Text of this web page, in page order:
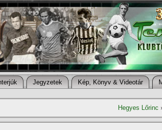
Jegyzetek Kép, Könyv & Videotár
Hegyes Lőrinc